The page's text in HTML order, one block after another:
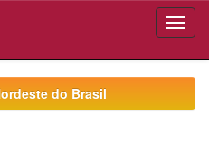
do Brasil